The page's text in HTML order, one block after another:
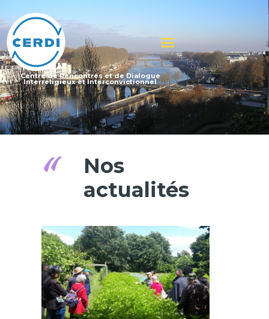
CERDI
Centre de Rencontres et de Dialogue Interreligieux et Interconvictionnel
PROJET
RENCONTRES
ÉCOLES
SORTIES
CITOYENNETÉ
ADHÉRER
Centre de Rencontres et de Dialogue
Interreligieux et Interconvictionnel
Nos
actualités